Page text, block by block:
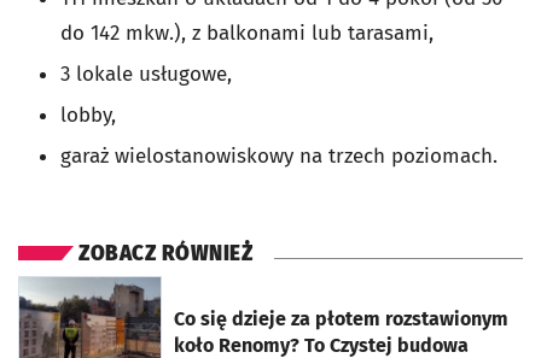
do 142 mkw.), z balkonami lub tarasami,
3 lokale usługowe,
lobby,
garaż wielostanowiskowy na trzech poziomach.
ZOBACZ RÓWNIEŻ
Co się dzieje za płotem rozstawionym
koło Renomy? To Czystej budowa
otworzy się w nowej karcie